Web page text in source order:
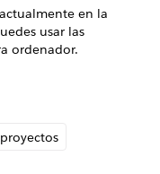
en la
usar las
ordenador.